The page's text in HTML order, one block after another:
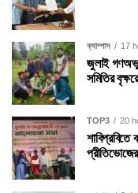
ক্যাম্পাস 17
জুলাই
সমিতির
TOP3 20